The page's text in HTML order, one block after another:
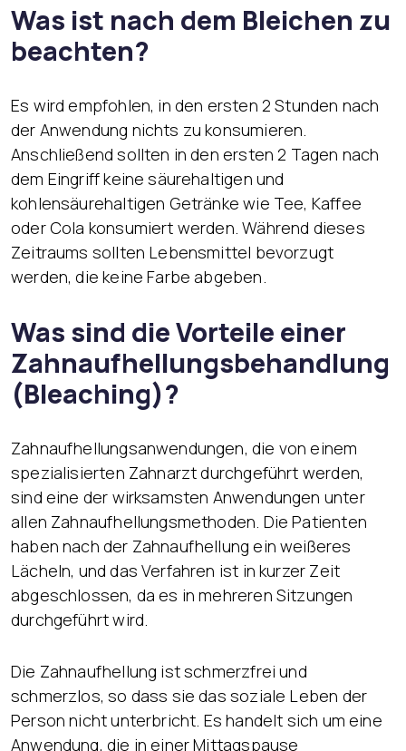
Was ist nach dem Bleichen zu
beachten?
Es wird empfohlen, in den ersten 2 Stunden nach
der Anwendung nichts zu konsumieren.
Anschließend sollten in den ersten 2 Tagen nach
dem Eingriff keine säurehaltigen und
kohlensäurehaltigen Getränke wie Tee, Kaffee
oder Cola konsumiert werden. Während dieses
Zeitraums sollten Lebensmittel bevorzugt
werden, die keine Farbe abgeben.
Was sind die Vorteile einer
Zahnaufhellungsbehandlung
(Bleaching)?
Zahnaufhellungsanwendungen, die von einem
spezialisierten Zahnarzt durchgeführt werden,
sind eine der wirksamsten Anwendungen unter
allen Zahnaufhellungsmethoden. Die Patienten
haben nach der Zahnaufhellung ein weißeres
Lächeln, und das Verfahren ist in kurzer Zeit
abgeschlossen, da es in mehreren Sitzungen
durchgeführt wird.
Die Zahnaufhellung ist schmerzfrei und
schmerzlos, so dass sie das soziale Leben der
Person nicht unterbricht. Es handelt sich um eine
Anwendung, die in einer Mittagspause